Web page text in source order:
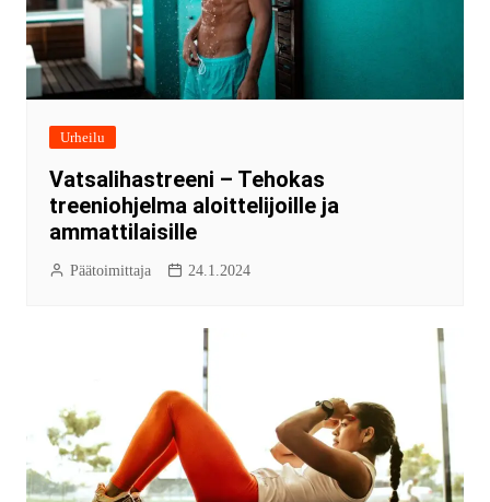
Urheilu
Vatsalihastreeni – Tehokas
treeniohjelma aloittelijoille ja
ammattilaisille
Päätoimittaja 24.1.2024